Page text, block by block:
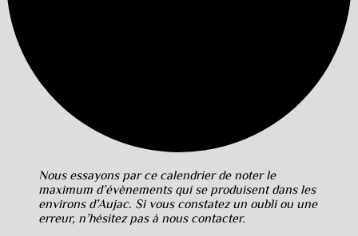
Nous essayons par ce calendrier de noter le
maximum d’évènements qui se produisent dans les
environs d’Aujac. Si vous constatez un oubli ou une
erreur, n’hésitez pas à nous contacter.